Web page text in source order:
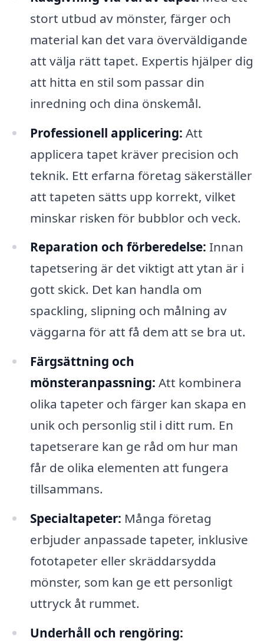
stort utbud av mönster, färger och
material kan det vara överväldigande
att välja rätt tapet. Expertis hjälper dig
att hitta en stil som passar din
inredning och dina önskemål.
Professionell applicering: Att
applicera tapet kräver precision och
teknik. Ett erfarna företag säkerställer
att tapeten sätts upp korrekt, vilket
minskar risken för bubblor och veck.
Reparation och förberedelse: Innan
tapetsering är det viktigt att ytan är i
gott skick. Det kan handla om
spackling, slipning och målning av
väggarna för att få dem att se bra ut.
Färgsättning och
mönsteranpassning: Att kombinera
olika tapeter och färger kan skapa en
unik och personlig stil i ditt rum. En
tapetserare kan ge råd om hur man
får de olika elementen att fungera
tillsammans.
Specialtapeter: Många företag
erbjuder anpassade tapeter, inklusive
fototapeter eller skräddarsydda
mönster, som kan ge ett personligt
uttryck åt rummet.
Underhåll och rengöring: